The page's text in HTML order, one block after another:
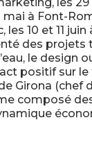
les
mai à Font-
10 et 11 juin
des projets
le
positif sur
Girona (chef
composé